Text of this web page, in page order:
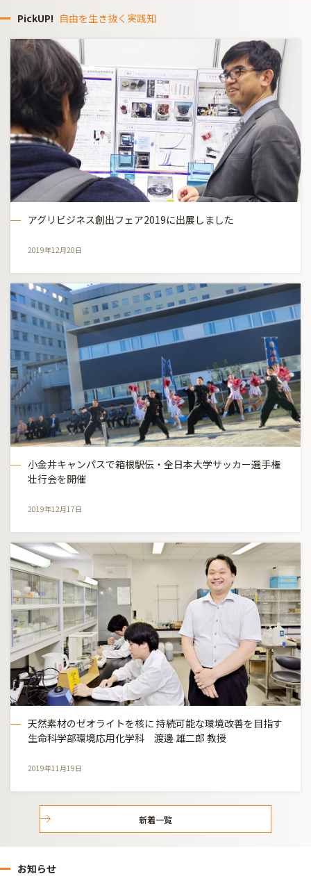
PickUP! 自由を生き抜く実践知
アグリビジネス創出フェア2019に出展しました
2019年12月20日
小金井キャンパスで箱根駅伝・全日本大学サッカー選手権
壮行会を開催
2019年12月17日
天然素材のゼオライトを核に 持続可能な環境改善を目指す
生命科学部環境応用化学科 渡邊 雄二郎 教授
2019年11月19日
新着一覧
お知らせ